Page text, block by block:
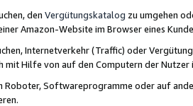
den Vergütungskatalog zu umgehen
Amazon-Website im Browser eines
Internetverkehr (Traffic) oder
mit Hilfe von auf den Computern der
Roboter, Softwareprogramme oder auf